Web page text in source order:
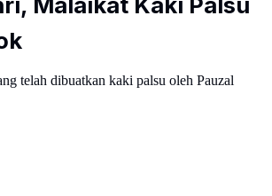
telah dibuatkan kaki palsu oleh Pauzal